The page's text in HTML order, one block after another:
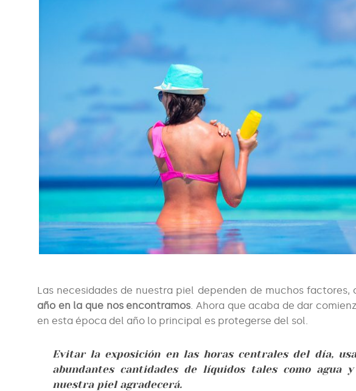
Las necesidades de nuestra piel dependen de muchos
año en la que nos encontramos. Ahora que acaba de dar
en esta época del año lo principal es protegerse del sol.
Evitar la exposición en las horas centrales del día,
abundantes cantidades de líquidos tales como agua
nuestra piel agradecerá.